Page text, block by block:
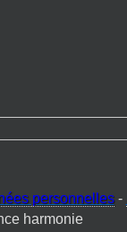
personnelles-
harmonie